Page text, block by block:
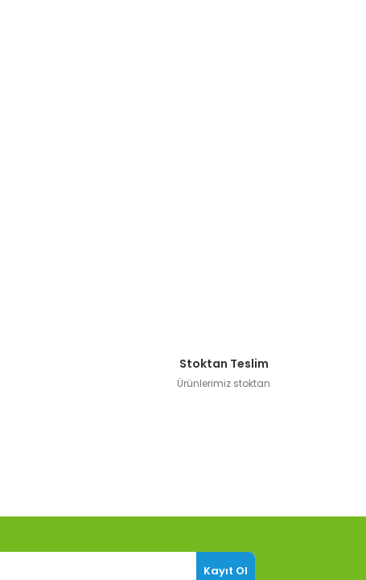
Stoktan Teslim
Ürünlerimiz stoktan
Kayıt Ol